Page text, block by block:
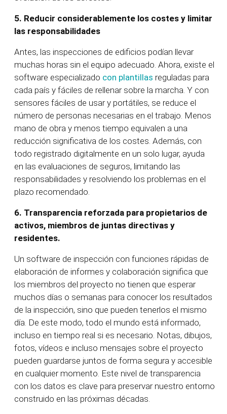
5. Reducir considerablemente los costes y limitar
las responsabilidades
Antes, las inspecciones de edificios podían llevar
muchas horas sin el equipo adecuado. Ahora, existe el
software especializado con plantillas reguladas para
cada país y fáciles de rellenar sobre la marcha. Y con
sensores fáciles de usar y portátiles, se reduce el
número de personas necesarias en el trabajo. Menos
mano de obra y menos tiempo equivalen a una
reducción significativa de los costes. Además, con
todo registrado digitalmente en un solo lugar, ayuda
en las evaluaciones de seguros, limitando las
responsabilidades y resolviendo los problemas en el
plazo recomendado.
6. Transparencia reforzada para propietarios de
activos, miembros de juntas directivas y
residentes.
Un software de inspección con funciones rápidas de
elaboración de informes y colaboración significa que
los miembros del proyecto no tienen que esperar
muchos días o semanas para conocer los resultados
de la inspección, sino que pueden tenerlos el mismo
día. De este modo, todo el mundo está informado,
incluso en tiempo real si es necesario. Notas, dibujos,
fotos, vídeos e incluso mensajes sobre el proyecto
pueden guardarse juntos de forma segura y accesible
en cualquier momento. Este nivel de transparencia
con los datos es clave para preservar nuestro entorno
construido en las próximas décadas.